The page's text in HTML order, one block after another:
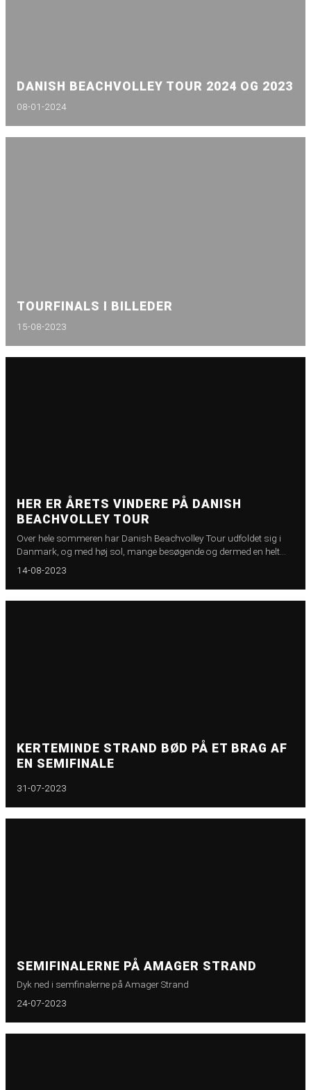
DANISH BEACHVOLLEY TOUR 2024 OG 2023
08-01-2024
TOURFINALS I BILLEDER
15-08-2023
HER ER ÅRETS VINDERE PÅ DANISH
BEACHVOLLEY TOUR
Over hele sommeren har Danish Beachvolley Tour udfoldet sig i
Danmark, og med høj sol, mange besøgende og dermed en helt
14-08-2023
KERTEMINDE STRAND BØD PÅ ET BRAG AF
EN SEMIFINALE
31-07-2023
SEMIFINALERNE PÅ AMAGER STRAND
Dyk ned i semfinalerne på Amager Strand
24-07-2023